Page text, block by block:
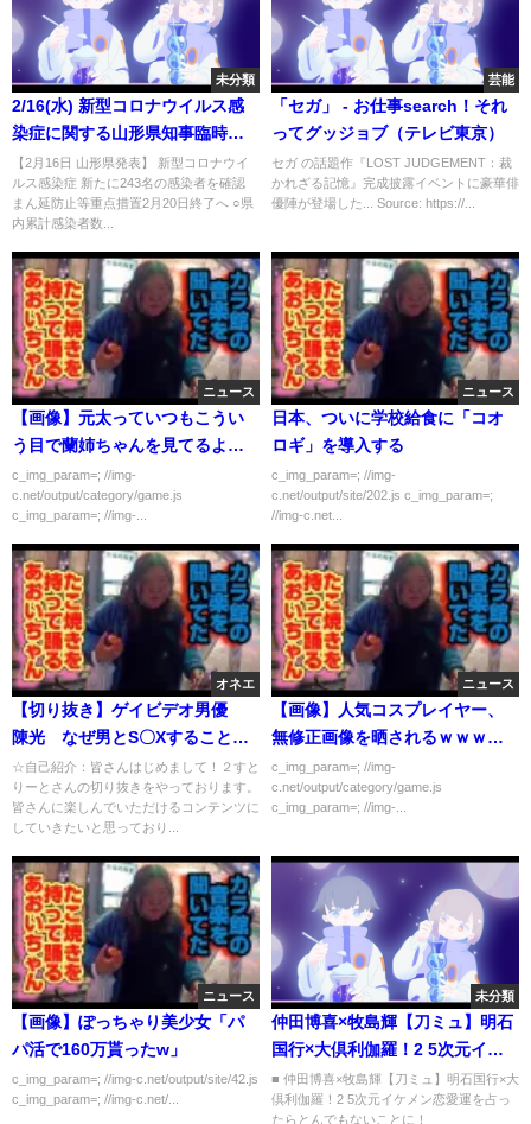
未分類
2/16(水) 新型コロナウイルス感
染症に関する山形県知事臨時記
者会見
【2月16日 山形県発表】 新型コロナウイ
ルス感染症 新たに243名の感染者を確認
まん延防止等重点措置2月20日終了へ ○県
内累計感染者数...
芸能
「セガ」 - お仕事search！それ
ってグッジョブ（テレビ東京）
セガ の話題作『LOST JUDGEMENT：裁
かれざる記憶』完成披露イベントに豪華俳
優陣が登場した... Source: https://...
ニュース
【画像】元太っていつもこうい
う目で蘭姉ちゃんを見てるよ
な…
c_img_param=; //img-
c.net/output/category/game.js
c_img_param=; //img-...
ニュース
日本、ついに学校給食に「コオ
ロギ」を導入する
c_img_param=; //img-
c.net/output/site/202.js c_img_param=;
//img-c.net...
オネエ
【切り抜き】ゲイビデオ男優
陳光 なぜ男とS〇Xすることに
なったのか！？【陳光】
☆自己紹介：皆さんはじめまして！２すと
りーとさんの切り抜きをやっております。
皆さんに楽しんでいただけるコンテンツに
していきたいと思っており...
ニュース
【画像】人気コスプレイヤー、
無修正画像を晒されるｗｗｗｗ
ｗ
c_img_param=; //img-
c.net/output/category/game.js
c_img_param=; //img-...
ニュース
【画像】ぽっちゃり美少女「パ
パ活で160万貰ったw」
c_img_param=; //img-c.net/output/site/42.js
c_img_param=; //img-c.net/...
未分類
仲田博喜×牧島輝【刀ミュ】明石
国行×大倶利伽羅！2 5次元イケ
メン恋愛運を占ったらとんでも
ないことに！
■ 仲田博喜×牧島輝【刀ミュ】明石国行×大
倶利伽羅！2 5次元イケメン恋愛運を占っ
たらとんでもないことに！